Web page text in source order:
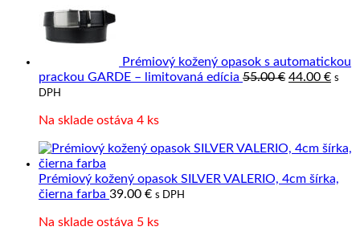
spracovanie
Prémiový kožený opasok s automatickou
prackou GARDE – limitovaná edícia 55.00€ Pôvodná
44.00 € s
DPH
Na sklade ostáva 4 ks
Prémiový kožený opasok SILVER VALERIO, 4cm šírka,
čierna farba 39.00 € s DPH
Na sklade ostáva 5 ks